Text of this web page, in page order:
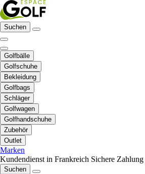
Suchen
Golfbälle
Golfschuhe
Bekleidung
Golfbags
Schläger
Golfwagen
Golfhandschuhe
Zubehör
Outlet
Marken
Kundendienst in Frankreich Sichere Zahlung
Suchen